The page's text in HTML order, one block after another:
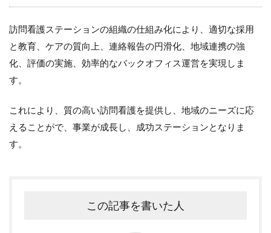
訪問看護ステーションの組織の仕組み化により、適切な採用
と教育、ケアの質向上、連絡報告の円滑化、地域連携の強
化、評価の実施、効率的なバックオフィス運営を実現しま
す。
これにより、質の高い訪問看護を提供し、地域のニーズに応
えることがで、事業が成長し、成功ステーションとなりま
す。
この記事を書いた人